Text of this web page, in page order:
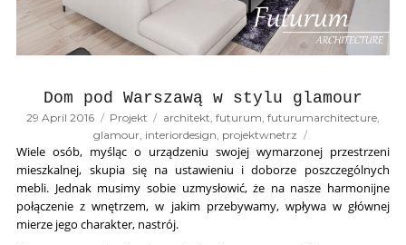
Dom pod Warszawą w stylu glamour
Wiele osób, myśląc o urządzeniu swojej wymarzonej przestrzeni
mieszkalnej, skupia się na ustawieniu i doborze poszczególnych
mebli. Jednak musimy sobie uzmysłowić, że na nasze harmonijne
połączenie z wnętrzem, w jakim przebywamy, wpływa w głównej
mierze jego charakter, nastrój.
Posted
29 April 2016 Categories
Projekt Tags
architekt, futurum, futurumarchitecture,
glamour, interiordesign, projektwnetrz